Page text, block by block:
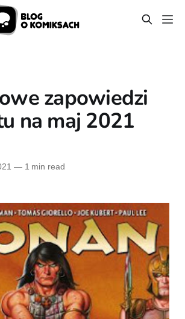
zapowiedzi
na maj 2021
—1 min read